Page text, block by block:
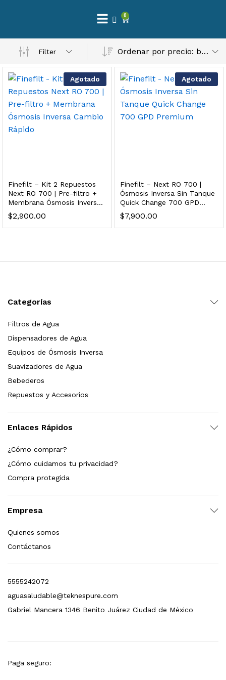
0
Filter Ordenar por precio: bajo a alto
Agotado
Finefilt – Kit 2 Repuestos
Next RO 700 | Pre-filtro +
Membrana Ósmosis Inversa
Cambio Rápido
$2,900.00
Agotado
Finefilt – Next RO 700 |
Ósmosis Inversa Sin Tanque
Quick Change 700 GPD
Premium
$7,900.00
Categorías
Filtros de Agua
Dispensadores de Agua
Equipos de Ósmosis Inversa
Suavizadores de Agua
Bebederos
Repuestos y Accesorios
Enlaces Rápidos
¿Cómo comprar?
¿Cómo cuidamos tu privacidad?
Compra protegida
Empresa
Quienes somos
Contáctanos
5555242072
aguasaludable@teknespure.com
Gabriel Mancera 1346 Benito Juárez Ciudad de México
Paga seguro:
– Máxima Calidad En Filtración
3,900.00
al carrito
al carrito
Esterilizador UV 25 Watts 4 Pines
Cafetera (Cartucho de Repuesto)
2,899.00
al carrito
SS304 Natural Cepillado | Agua Purificada
699.00
L/h, con filtración Welltek WT-WFS600-4S